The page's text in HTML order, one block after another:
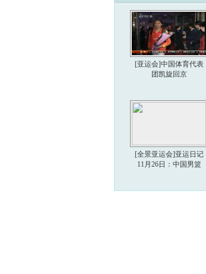
[亚运会]中国体育代表
团凯旋回京
[全景亚运会]亚运日记
11月26日：中国男篮